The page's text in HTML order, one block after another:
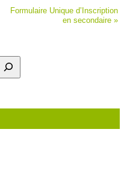
Formulaire Unique d’Inscription
en secondaire»